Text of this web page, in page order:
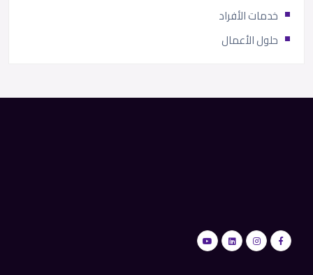
خدمات الأفراد
حلول الأعمال